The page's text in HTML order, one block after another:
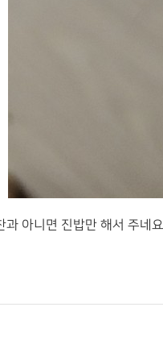
과 아니면 진밥만 해서 주네